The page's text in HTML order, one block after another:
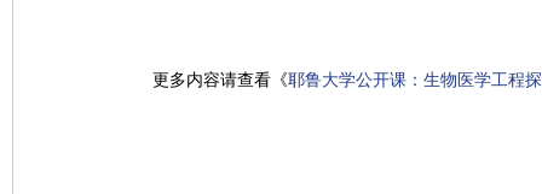
更多内容请查看《耶鲁大学公开课：生物医学工程